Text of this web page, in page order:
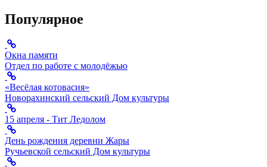
Популярное
Окна памяти
Отдел по работе с молодёжью
«Весёлая котовасия»
Новорахинский сельский Дом культуры
15 апреля - Тит Ледолом
День рождения деревни Жары
Ручьевской сельский Дом культуры